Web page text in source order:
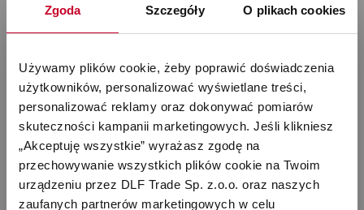
Zgoda Szczegóły O plikach cookies
Używamy plików cookie, żeby poprawić doświadczenia
użytkowników, personalizować wyświetlane treści,
personalizować reklamy oraz dokonywać pomiarów
skuteczności kampanii marketingowych. Jeśli klikniesz
„Akceptuję wszystkie” wyrażasz zgodę na
przechowywanie wszystkich plików cookie na Twoim
urządzeniu przez DLF Trade Sp. z.o.o. oraz naszych
zaufanych partnerów marketingowych w celu